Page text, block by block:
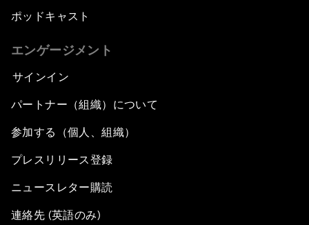
ポッドキャスト
エンゲージメント
サインイン
パートナー（組織）について
参加する（個人、組織）
プレスリリース登録
ニュースレター購読
連絡先 (英語のみ)